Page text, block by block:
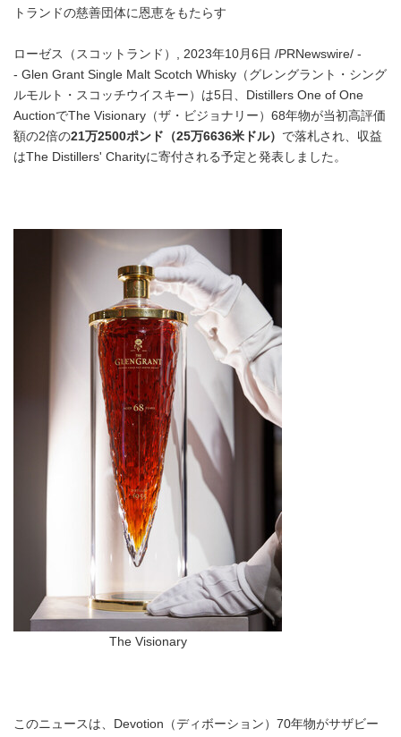
トランドの慈善団体に恩恵をもたらす
ローゼス（スコットランド）, 2023年10月6日 /PRNewswire/ -
- Glen Grant Single Malt Scotch Whisky（グレングラント・シング
ルモルト・スコッチウイスキー）は5日、Distillers One of One
AuctionでThe Visionary（ザ・ビジョナリー）68年物が当初高評価
額の2倍の21万2500ポンド（25万6636米ドル） で落札され、収益
はThe Distillers' Charityに寄付される予定と発表しました。
The Visionary
このニュースは、Devotion（ディボーション）70年物がサザビー